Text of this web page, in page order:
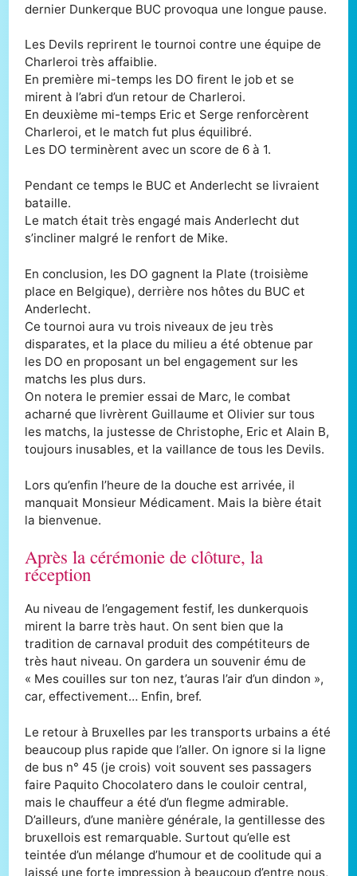
dernier Dunkerque BUC provoqua une longue pause.
Les Devils reprirent le tournoi contre une équipe de
Charleroi très affaiblie.
En première mi-temps les DO firent le job et se
mirent à l’abri d’un retour de Charleroi.
En deuxième mi-temps Eric et Serge renforcèrent
Charleroi, et le match fut plus équilibré.
Les DO terminèrent avec un score de 6 à 1.
Pendant ce temps le BUC et Anderlecht se livraient
bataille.
Le match était très engagé mais Anderlecht dut
s’incliner malgré le renfort de Mike.
En conclusion, les DO gagnent la Plate (troisième
place en Belgique), derrière nos hôtes du BUC et
Anderlecht.
Ce tournoi aura vu trois niveaux de jeu très
disparates, et la place du milieu a été obtenue par
les DO en proposant un bel engagement sur les
matchs les plus durs.
On notera le premier essai de Marc, le combat
acharné que livrèrent Guillaume et Olivier sur tous
les matchs, la justesse de Christophe, Eric et Alain B,
toujours inusables, et la vaillance de tous les Devils.
Lors qu’enfin l’heure de la douche est arrivée, il
manquait Monsieur Médicament. Mais la bière était
la bienvenue.
Après la cérémonie de clôture, la
réception
Au niveau de l’engagement festif, les dunkerquois
mirent la barre très haut. On sent bien que la
tradition de carnaval produit des compétiteurs de
très haut niveau. On gardera un souvenir ému de
« Mes couilles sur ton nez, t’auras l’air d’un dindon »,
car, effectivement… Enfin, bref.
Le retour à Bruxelles par les transports urbains a été
beaucoup plus rapide que l’aller. On ignore si la ligne
de bus n° 45 (je crois) voit souvent ses passagers
faire Paquito Chocolatero dans le couloir central,
mais le chauffeur a été d’un flegme admirable.
D’ailleurs, d’une manière générale, la gentillesse des
bruxellois est remarquable. Surtout qu’elle est
teintée d’un mélange d’humour et de coolitude qui a
laissé une forte impression à beaucoup d’entre nous,